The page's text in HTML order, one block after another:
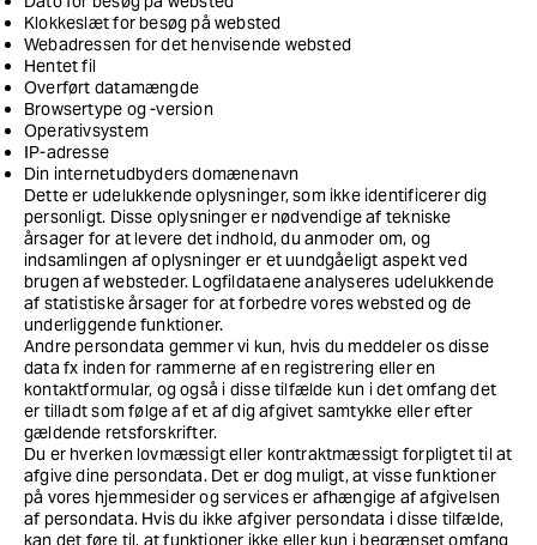
Klokkeslæt for besøg på websted
Webadressen for det henvisende websted
Hentet fil
Overført datamængde
Browsertype og -version
Operativsystem
IP-adresse
Din internetudbyders domænenavn
Dette er udelukkende oplysninger, som ikke identificerer dig
personligt. Disse oplysninger er nødvendige af tekniske
årsager for at levere det indhold, du anmoder om, og
indsamlingen af oplysninger er et uundgåeligt aspekt ved
brugen af websteder. Logfildataene analyseres udelukkende
af statistiske årsager for at forbedre vores websted og de
underliggende funktioner.
Andre persondata gemmer vi kun, hvis du meddeler os disse
data fx inden for rammerne af en registrering eller en
kontaktformular, og også i disse tilfælde kun i det omfang det
er tilladt som følge af et af dig afgivet samtykke eller efter
gældende retsforskrifter.
Du er hverken lovmæssigt eller kontraktmæssigt forpligtet til at
afgive dine persondata. Det er dog muligt, at visse funktioner
på vores hjemmesider og services er afhængige af afgivelsen
af persondata. Hvis du ikke afgiver persondata i disse tilfælde,
kan det føre til, at funktioner ikke eller kun i begrænset omfang